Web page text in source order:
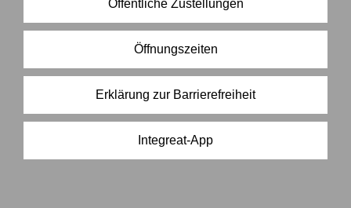
Öffentliche Zustellungen
Öffnungszeiten
Erklärung zur Barrierefreiheit
Integreat-App